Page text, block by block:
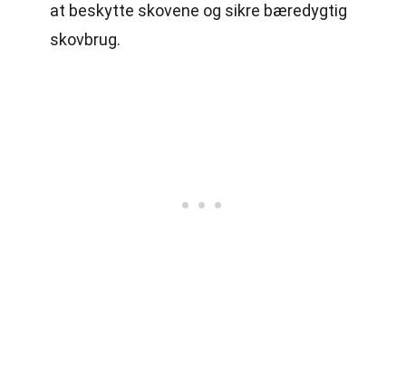
at beskytte skovene og sikre bæredygtig
skovbrug.